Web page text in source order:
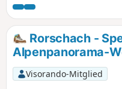
Seen. Sie besuchen das
Appenzell. Sie werden
höchsten Berg des
werden Sie auf einige
Sie Spaziergänge an den
Rorschach -
Alpenpanorama-
Visorando-Mitglied